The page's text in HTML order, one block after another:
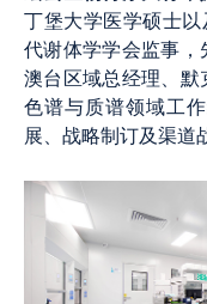
丁堡大学医学硕士
代谢体学学会监事
澳台区域总经理、
色谱与质谱领域工
展、战略制订及渠道